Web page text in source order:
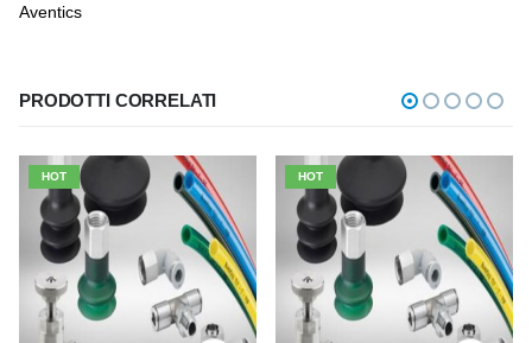
Aventics
PRODOTTI CORRELATI
HOT HOT